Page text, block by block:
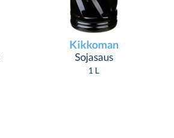
Kikkoman
Sojasaus
1 L